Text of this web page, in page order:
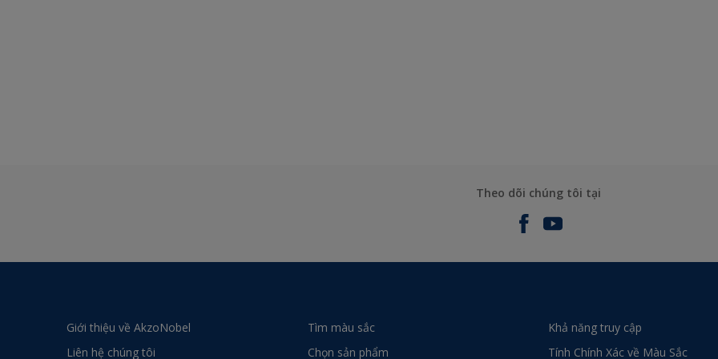
Theo dõi chúng tôi tại
Giới thiệu về AkzoNobel
Liên hệ chúng tôi
Tìm màu sắc
Chọn sản phẩm
Khả năng truy cập
Tính Chính Xác về Màu Sắc